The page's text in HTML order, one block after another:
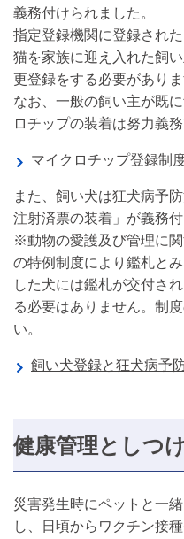
義務付けられました。
指定登録機関に登録され
猫を家族に迎え入れた飼
更登録をする必要がありま
なお、一般の飼い主が既
ロチップの装着は努力義務
マイクロチップ登録制
また、飼い犬は狂犬病予
注射済票の装着」が義務付
※動物の愛護及び管理に
の特例制度により鑑札と
した犬には鑑札が交付さ
る必要はありません。制
い。
飼い犬登録と狂犬病予
健康管理としつけ
災害発生時にペットと一
し、日頃からワクチン接